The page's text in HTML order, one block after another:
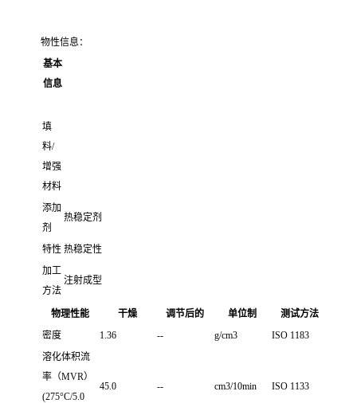
物性信息：
基本
信息
填
料/
增强
材料
添加
剂
热稳定剂
特性 热稳定性
加工
方法
注射成型
物理性能 干燥 调节后的 单位制
测试方法
密度
1.36 -- g/cm3
ISO 1183
溶化体积流
率（MVR）
(275°C/5.0
45.0 -- cm3/10min ISO 1133